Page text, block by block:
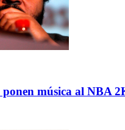
música al NBA